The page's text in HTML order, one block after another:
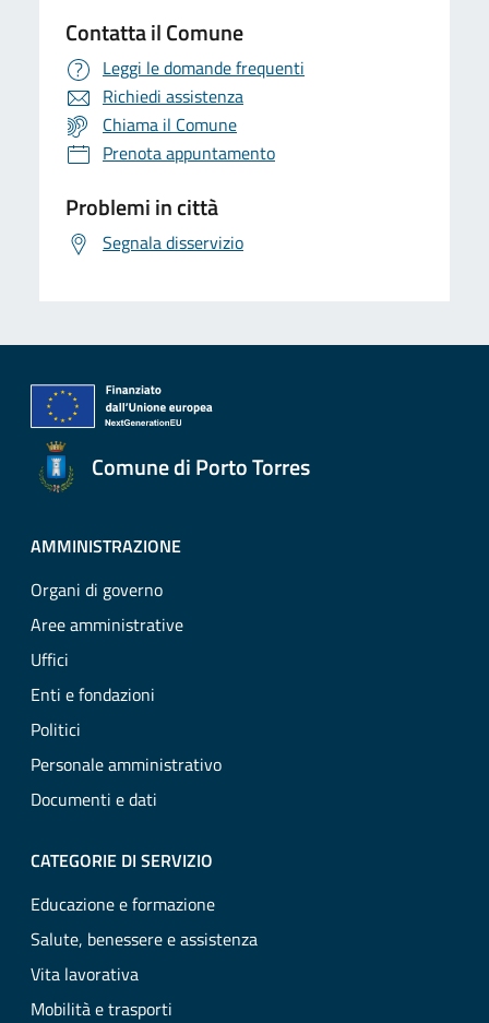
Contatta il Comune
Leggi le domande frequenti
Richiedi assistenza
Chiama il Comune
Prenota appuntamento
Problemi in città
Segnala disservizio
Comune di Porto Torres
AMMINISTRAZIONE
Organi di governo
Aree amministrative
Uffici
Enti e fondazioni
Politici
Personale amministrativo
Documenti e dati
CATEGORIE DI SERVIZIO
Educazione e formazione
Salute, benessere e assistenza
Vita lavorativa
Mobilità e trasporti